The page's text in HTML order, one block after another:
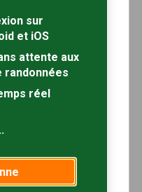
sur
et iOS
attente aux
randonnées
réel